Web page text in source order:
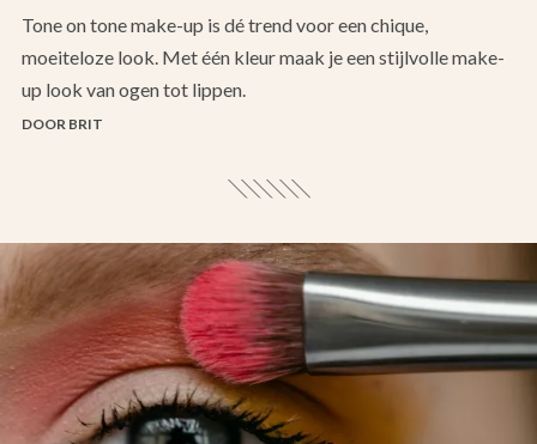
Tone on tone make-up is dé trend voor een chique,
moeiteloze look. Met één kleur maak je een stijlvolle make-
up look van ogen tot lippen.
DOOR BRIT